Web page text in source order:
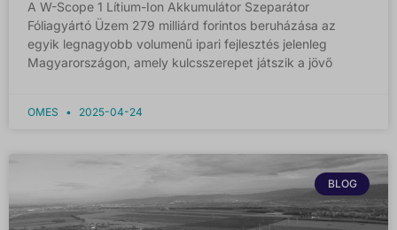
A W-Scope 1 Lítium-Ion Akkumulátor Szeparátor
Fóliagyártó Üzem 279 milliárd forintos beruházása az
egyik legnagyobb volumenű ipari fejlesztés jelenleg
Magyarországon, amely kulcsszerepet játszik a jövő
OMES 2025-04-24
BLOG